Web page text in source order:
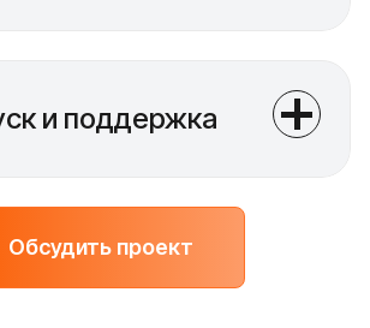
и поддержка
Обсудить проект